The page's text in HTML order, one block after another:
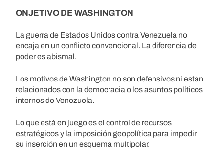
ONJETIVO DE WASHINGTON
La guerra de Estados Unidos contra Venezuela no
encaja en un conflicto convencional. La diferencia de
poder es abismal.
Los motivos de Washington no son defensivos ni están
relacionados con la democracia o los asuntos políticos
internos de Venezuela.
Lo que está en juego es el control de recursos
estratégicos y la imposición geopolítica para impedir
su inserción en un esquema multipolar.